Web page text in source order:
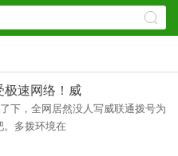
极速网络！威
下，全网居然没人写威联通拨号为
。多拨环境在